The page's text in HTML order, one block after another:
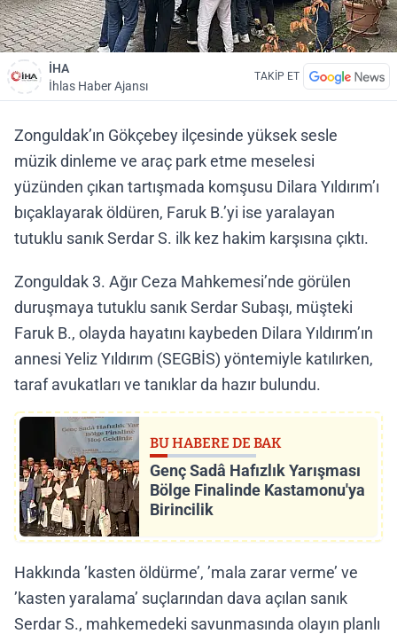
İHA
İhlas Haber Ajansı
TAKİP ET
Zonguldak’ın Gökçebey ilçesinde yüksek sesle
müzik dinleme ve araç park etme meselesi
yüzünden çıkan tartışmada komşusu Dilara Yıldırım’ı
bıçaklayarak öldüren, Faruk B.’yi ise yaralayan
tutuklu sanık Serdar S. ilk kez hakim karşısına çıktı.
Zonguldak 3. Ağır Ceza Mahkemesi’nde görülen
duruşmaya tutuklu sanık Serdar Subaşı, müşteki
Faruk B., olayda hayatını kaybeden Dilara Yıldırım’ın
annesi Yeliz Yıldırım (SEGBİS) yöntemiyle katılırken,
taraf avukatları ve tanıklar da hazır bulundu.
BU HABERE DE BAK
Genç Sadâ Hafızlık Yarışması
Bölge Finalinde Kastamonu'ya
Birincilik
Hakkında ’kasten öldürme’, ’mala zarar verme’ ve
’kasten yaralama’ suçlarından dava açılan sanık
Serdar S., mahkemedeki savunmasında olayın planlı